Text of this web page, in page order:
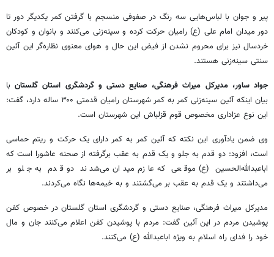
پیر و جوان با لباس‌هایی سه رنگ در صفوفی منسجم با گرفتن کمر یکدیگر دور تا
دور میدان امام علی (ع) رامیان حرکت کرده و سینه‌زنی می‌کنند و بانوان و کودکان
خردسال نیز برای محروم نشدن از فیض این حال و هوای معنوی نظاره‌گر این آئین
سنتی سینه‌زنی هستند.
جوادساور، مدیرکل میراث فرهنگی، صنایع دستی و گردشگری استانگلستانبا
بیان اینکه آئین سینه‌زنی کمر به کمر شهرستان رامیان قدمتی ۳۰۰ ساله دارد، گفت:
این نوع عزاداری مخصوص قوم قزلباش این شهرستان است.
وی ضمن یادآوری این نکته که آئین کمر به کمر دارای یک حرکت و ریتم حماسی
است، افزود: دو قدم به جلو و یک قدم به عقب برگرفته از صحنه عاشورا است که
اباعبدالله‌الحسین (ع)موقعی که عازم میدان می‌شدند دو قدم به جلو بر
می‌داشتند و یک قدم به عقب بر می‌گشتند و به خیمه‌ها نگاه می‌کردند.
مدیرکل میراث فرهنگی، صنایع دستی و گردشگری استان گلستان در خصوص کفن
پوشیدن مردم در این آئین گفت: مردم با پوشیدن کفن اعلام می‌کنند جان و مال
خود را فدای راه اسلام به ویژه اباعبدالله (ع) می‌کنند.